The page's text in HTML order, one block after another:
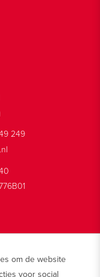
om de website
voor social
249
& Co